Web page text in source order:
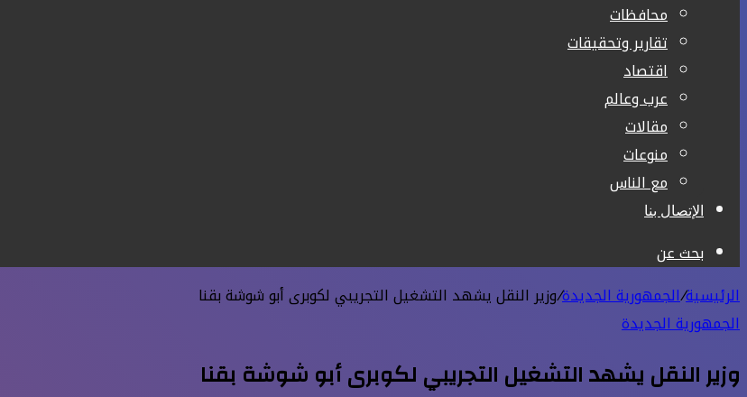
محافظات
تقارير وتحقيقات
اقتصاد
عرب وعالم
مقالات
منوعات
مع الناس
الإتصال بنا
بحث عن
الرئيسية/الجمهورية الجديدة/وزير النقل يشهد التشغيل التجريبي لكوبرى أبو شوشة بقنا
الجمهورية الجديدة
وزير النقل يشهد التشغيل التجريبي لكوبرى أبو شوشة بقنا